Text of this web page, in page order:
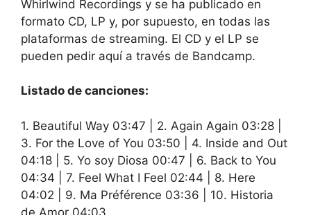
Whirlwind Recordings y se ha publicado en
formato CD, LP y, por supuesto, en todas las
plataformas de streaming. El CD y el LP se
pueden pedir aquí a través de Bandcamp.
Listado de canciones:
1. Beautiful Way 03:47 | 2. Again Again 03:28 |
3. For the Love of You 03:50 | 4. Inside and Out
04:18 | 5. Yo soy Diosa 00:47 | 6. Back to You
04:34 | 7. Feel What I Feel 02:44 | 8. Here
04:02 | 9. Ma Préférence 03:36 | 10. Historia
de Amor 04:03